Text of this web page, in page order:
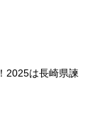
2025は長崎県諫